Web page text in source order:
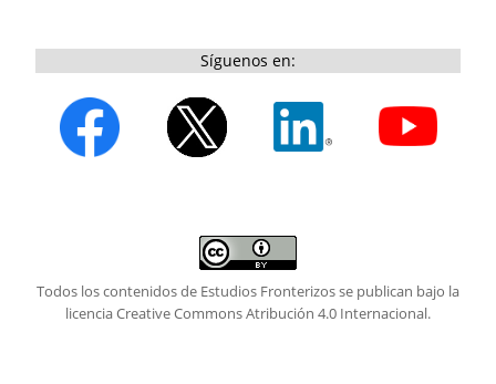
Síguenos en:
Todos los contenidos de Estudios Fronterizos se publican bajo la
licenciaCreative Commons Atribución 4.0 Internacional.